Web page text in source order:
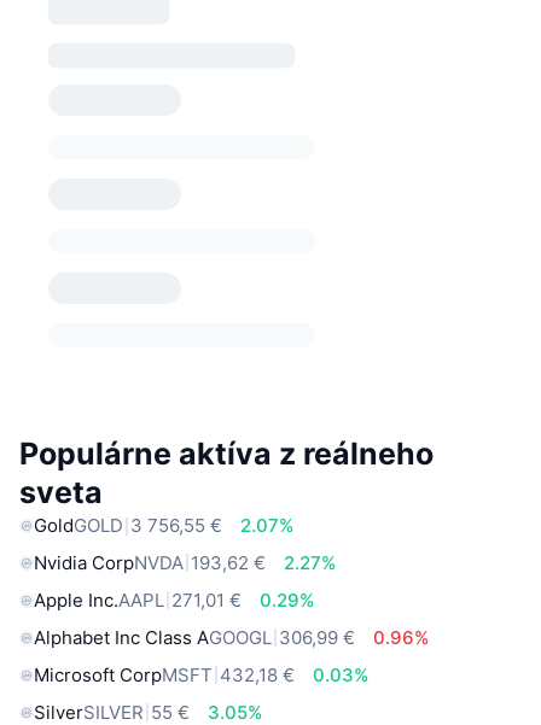
Populárne aktíva z reálneho
sveta
GoldGOLD 3 756,55 €
2.07%
Nvidia CorpNVDA 193,62 €
2.27%
Apple Inc.AAPL 271,01 €
0.29%
Alphabet Inc Class AGOOGL 306,99 €
0.96%
Microsoft CorpMSFT 432,18 €
0.03%
SilverSILVER 55 €
3.05%